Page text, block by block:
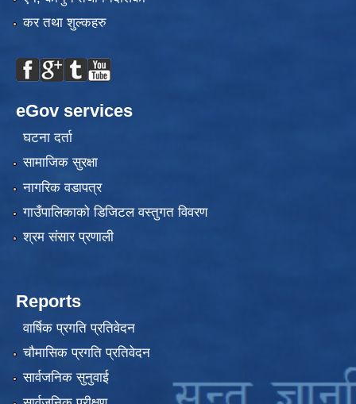
कर तथा शुल्कहरु
eGov services
घटना दर्ता
सामाजिक सुरक्षा
नागरिक वडापत्र
गाउँपालिकाको डिजिटल वस्तुगत विवरण
श्रम संसार प्रणाली
Reports
वार्षिक प्रगति प्रतिवेदन
चौमासिक प्रगति प्रतिवेदन
सार्वजनिक सुनुवाई